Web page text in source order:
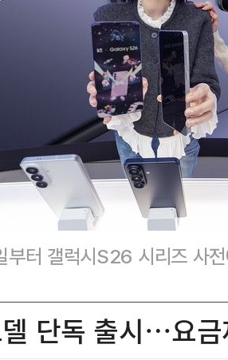
부터 갤럭시S26 시리즈 사
단독 출시…요